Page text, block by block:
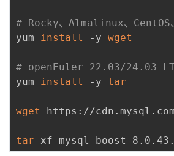
# Rocky、Almalinux、CentOS
yum
install -y wget
# openEuler 22.03/24.03 LTS
yum
install -y tar
wget https://
tar